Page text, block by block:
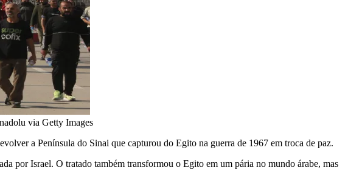
via Getty Images
a Península do Sinai que capturou do Egito na guerra de 1967 em troca de paz.
por Israel. O tratado também transformou o Egito em um pária no mundo árabe, mas